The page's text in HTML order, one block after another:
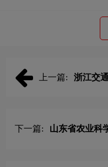
上一篇: 浙江交
下一篇: 山东省农业科